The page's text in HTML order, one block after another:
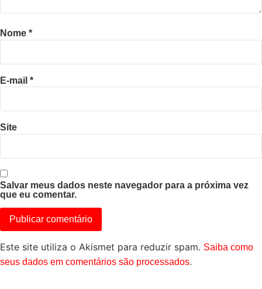
Nome *
E-mail *
Site
Salvar meus dados neste navegador para a próxima vez
que eu comentar.
Este site utiliza o Akismet para reduzir spam. Saiba como
seus dados em comentários são processados.